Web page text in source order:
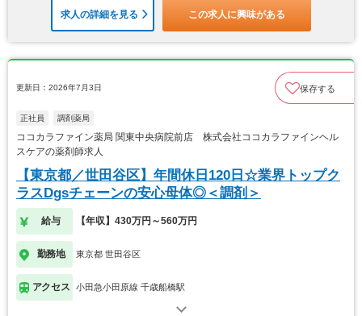
求人の詳細を見る この求人に興味がある
更新日：2026年7月3日 保存する
正社員 調剤薬局
ココカラファイン薬局 関東中央病院前店 株式会社ココカラファインヘル
スケアの薬剤師求人
【東京都／世田谷区】年間休日120日☆業界トップク
ラスDgsチェーンの安心母体◎＜調剤＞
給与 【年収】430万円～560万円
勤務地 東京都 世田谷区
アクセス 小田急小田原線 千歳船橋駅